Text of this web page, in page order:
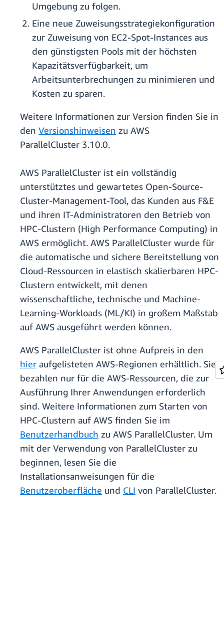
Umgebung zu folgen.
Eine neue Zuweisungsstrategiekonfiguration
zur Zuweisung von EC2-Spot-Instances aus
den günstigsten Pools mit der höchsten
Kapazitätsverfügbarkeit, um
Arbeitsunterbrechungen zu minimieren und
Kosten zu sparen.
Weitere Informationen zur Version finden Sie in
den Versionshinweisen zu AWS
ParallelCluster 3.10.0.
AWS ParallelCluster ist ein vollständig
unterstütztes und gewartetes Open-Source-
Cluster-Management-Tool, das Kunden aus F&E
und ihren IT-Administratoren den Betrieb von
HPC-Clustern (High Performance Computing) in
AWS ermöglicht. AWS ParallelCluster wurde für
die automatische und sichere Bereitstellung von
Cloud-Ressourcen in elastisch skalierbaren HPC-
Clustern entwickelt, mit denen
wissenschaftliche, technische und Machine-
Learning-Workloads (ML/KI) in großem Maßstab
auf AWS ausgeführt werden können.
AWS ParallelCluster ist ohne Aufpreis in den
hier aufgelisteten AWS-Regionen erhältlich. Sie
bezahlen nur für die AWS-Ressourcen, die zur
Ausführung Ihrer Anwendungen erforderlich
sind. Weitere Informationen zum Starten von
HPC-Clustern auf AWS finden Sie im
Benutzerhandbuch zu AWS ParallelCluster. Um
mit der Verwendung von ParallelCluster zu
beginnen, lesen Sie die
Installationsanweisungen für die
Benutzeroberfläche und CLI von ParallelCluster.